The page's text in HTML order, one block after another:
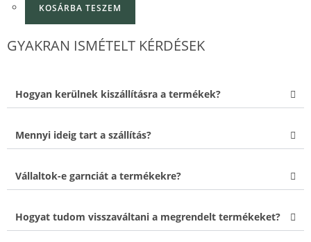
KOSÁRBA TESZEM
GYAKRAN ISMÉTELT KÉRDÉSEK
Hogyan kerülnek kiszállításra a termékek?
Mennyi ideig tart a szállítás?
Vállaltok-e garnciát a termékekre?
Hogyat tudom visszaváltani a megrendelt termékeket?